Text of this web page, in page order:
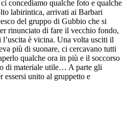
concediamo qualche foto e qualche
labirintica, arrivati ai Barbari
del gruppo di Gubbio che si
rinunciato di fare il vecchio fondo,
è vicina. Una volta usciti il
più di suonare, ci cercavano tutti
qualche ora in più e il soccorso
di materiale utile… A parte gli
essersi unito al gruppetto e